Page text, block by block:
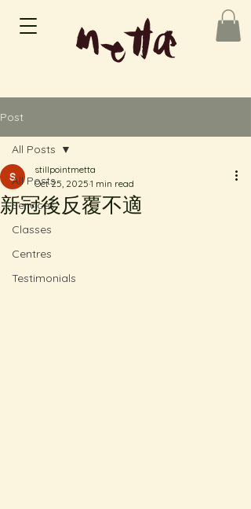
Post
All Posts
Services
Classes
Centres
Testimonials
All Posts
新冠後反覆不適
stillpointmetta
Oct 25, 2025 1 min read